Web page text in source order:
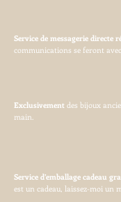
Service de messagerie directe
communications se feront avec
Exclusivement des bijoux
main.
Service d’emballage cadeau
est un cadeau, laissez-moi un